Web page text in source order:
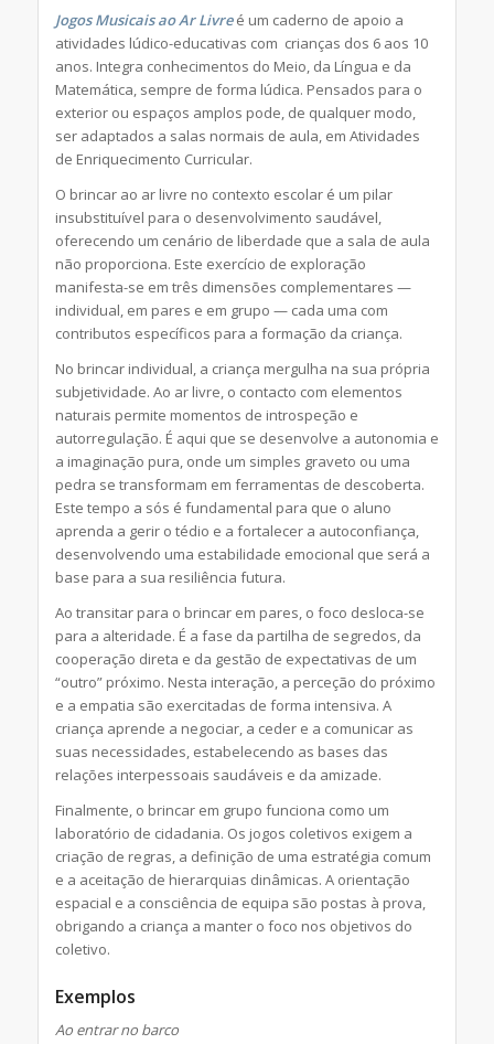
Jogos Musicais ao Ar Livreé um caderno de apoio a
atividades lúdico-educativas com crianças dos 6 aos 10
anos. Integra conhecimentos do Meio, da Língua e da
Matemática, sempre de forma lúdica. Pensados para o
exterior ou espaços amplos pode, de qualquer modo,
ser adaptados a salas normais de aula, em Atividades
de Enriquecimento Curricular.
O brincar ao ar livre no contexto escolar é um pilar
insubstituível para o desenvolvimento saudável,
oferecendo um cenário de liberdade que a sala de aula
não proporciona. Este exercício de exploração
manifesta-se em três dimensões complementares —
individual, em pares e em grupo — cada uma com
contributos específicos para a formação da criança.
No brincar individual, a criança mergulha na sua própria
subjetividade. Ao ar livre, o contacto com elementos
naturais permite momentos de introspeção e
autorregulação. É aqui que se desenvolve a autonomia e
a imaginação pura, onde um simples graveto ou uma
pedra se transformam em ferramentas de descoberta.
Este tempo a sós é fundamental para que o aluno
aprenda a gerir o tédio e a fortalecer a autoconfiança,
desenvolvendo uma estabilidade emocional que será a
base para a sua resiliência futura.
Ao transitar para o brincar em pares, o foco desloca-se
para a alteridade. É a fase da partilha de segredos, da
cooperação direta e da gestão de expectativas de um
“outro” próximo. Nesta interação, a perceção do próximo
e a empatia são exercitadas de forma intensiva. A
criança aprende a negociar, a ceder e a comunicar as
suas necessidades, estabelecendo as bases das
relações interpessoais saudáveis e da amizade.
Finalmente, o brincar em grupo funciona como um
laboratório de cidadania. Os jogos coletivos exigem a
criação de regras, a definição de uma estratégia comum
e a aceitação de hierarquias dinâmicas. A orientação
espacial e a consciência de equipa são postas à prova,
obrigando a criança a manter o foco nos objetivos do
coletivo.
Exemplos
Ao entrar no barco